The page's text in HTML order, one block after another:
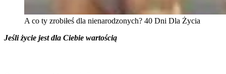
A co ty zrobiłeś dla nienarodzonych? 40 Dni Dla Życia
Jeśli życie jest dla Ciebie wartością